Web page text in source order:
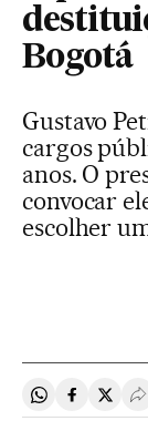
Bogotá
Gustavo
cargos
anos. O
convocar
escolher
Compartir en
Compartir